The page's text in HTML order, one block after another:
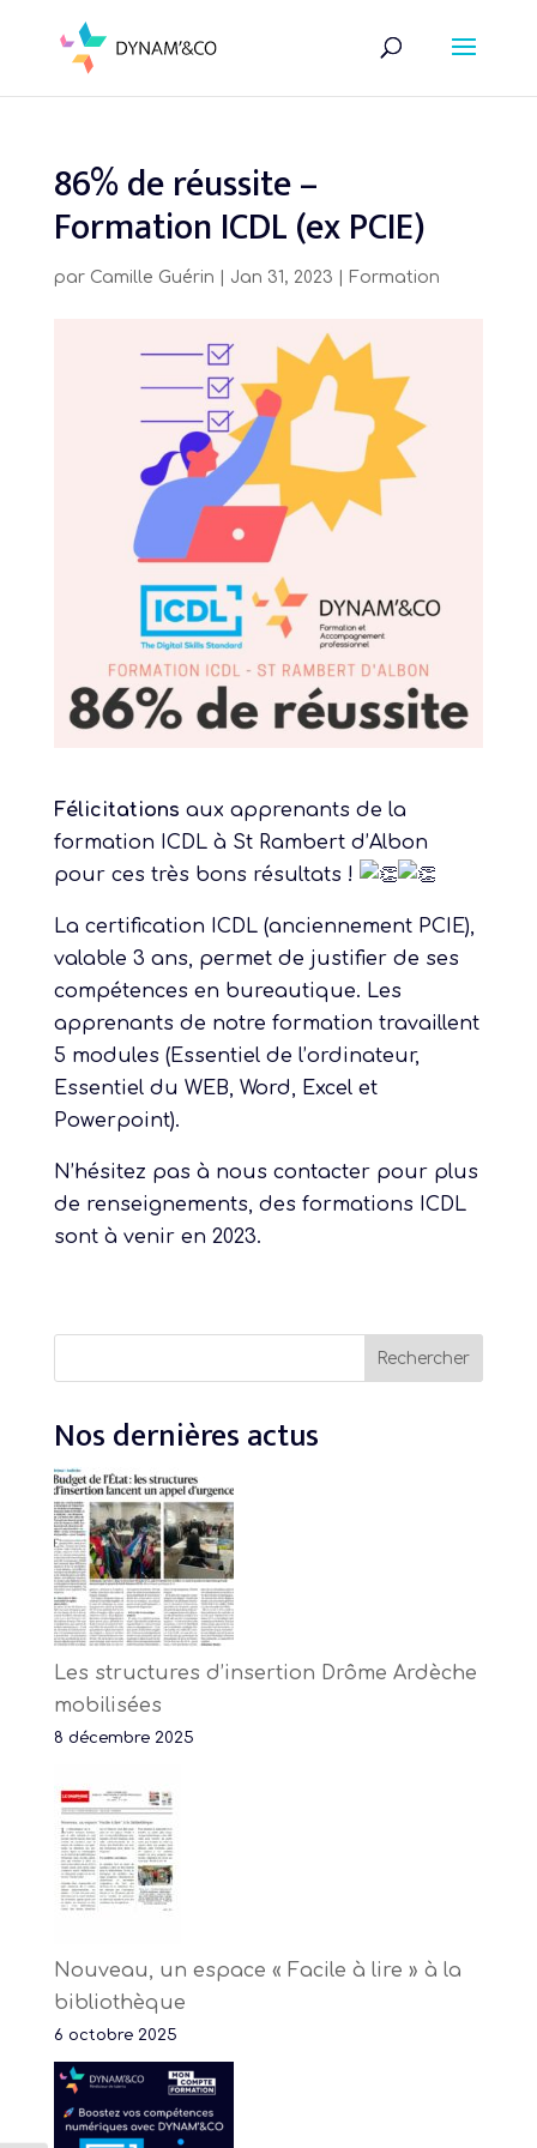
86% de réussite –
Formation ICDL (ex PCIE)
par Camille Guérin Jan 31, 2023 Formation
Félicitations aux apprenants de la
formation ICDL à St Rambert d’Albon
pour ces très bons résultats !
La certification ICDL (anciennement PCIE),
valable 3 ans, permet de justifier de ses
compétences en bureautique. Les
apprenants de notre formation travaillent
5 modules (Essentiel de l’ordinateur,
Essentiel du WEB, Word, Excel et
Powerpoint).
N’hésitez pas à nous contacter pour plus
de renseignements, des formations ICDL
sont à venir en 2023.
Rechercher
Nos dernières actus
Les structures d’insertion Drôme Ardèche
mobilisées
8 décembre 2025
Nouveau, un espace « Facile à lire » à la
bibliothèque
6 octobre 2025